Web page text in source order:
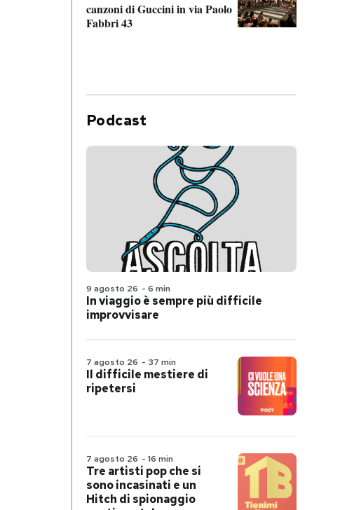
canzoni di Guccini in via Paolo
Fabbri 43
Podcast
9 agosto 26 - 6 min
In viaggio è sempre più difficile
improvvisare
7 agosto 26 - 37 min
Il difficile mestiere di
ripetersi
7 agosto 26 - 16 min
Tre artisti pop che si
sono incasinati e un
Hitch di spionaggio